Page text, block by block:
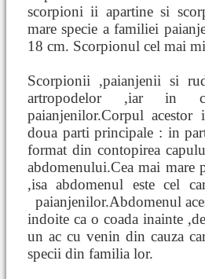
scorpioni ii apartine si
mare specie a familiei
18 cm. Scorpionul cel mai
Scorpionii ,paianjenii si
artropodelor ,iar in
paianjenilor.Corpul
doua parti principale : in
format din contopirea
abdomenului.Cea mai mare
,isa abdomenul este cel
paianjenilor.Abdomenul
indoite ca o coada inainte
un ac cu venin din cauza
specii din familia lor.